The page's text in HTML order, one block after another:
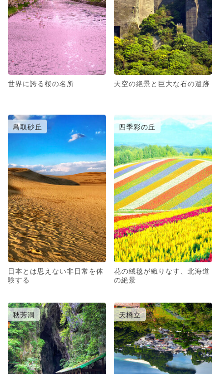
世界に誇る桜の名所 天空の絶景と巨大な石の遺跡
鳥取砂丘
日本とは思えない非日常を体
験する
四季彩の丘
花の絨毯が織りなす、北海道
の絶景
秋芳洞 天橋立